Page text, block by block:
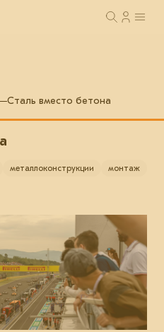
Сталь вместо бетона
металлоконструкции
монтаж